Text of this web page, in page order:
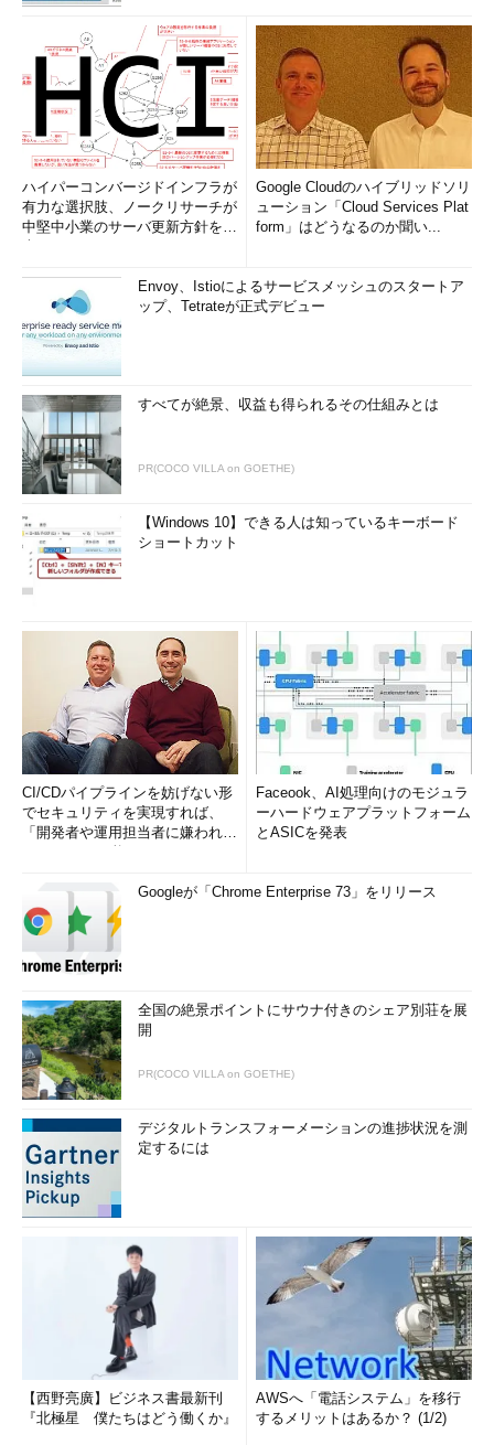
ハイパーコンバージドインフラが
有力な選択肢、ノークリサーチが
中堅中小業のサーバ更新方針を調
Google Cloudのハイブリッドソリ
ューション「Cloud Services Plat
form」はどうなるのか聞い...
Envoy、Istioによるサービスメッシュのスタートア
ップ、Tetrateが正式デビュー
すべてが絶景、収益も得られるその仕組みとは
PR(COCO VILLA on GOETHE)
【Windows 10】できる人は知っているキーボード
ショートカット
CI/CDパイプラインを妨げない形
でセキュリティを実現すれば、
「開発者や運用担当者に嫌われな
Faceook、AI処理向けのモジュラ
ーハードウェアプラットフォーム
とASICを発表
Googleが「Chrome Enterprise 73」をリリース
全国の絶景ポイントにサウナ付きのシェア別荘を展
開
PR(COCO VILLA on GOETHE)
デジタルトランスフォーメーションの進捗状況を測
定するには
【西野亮廣】ビジネス書最新刊
『北極星 僕たちはどう働くか』
AWSへ「電話システム」を移行
するメリットはあるか？ (1/2)